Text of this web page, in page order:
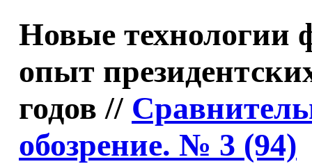
Новые
опыт
годов //
обозрение. № 3 (94)